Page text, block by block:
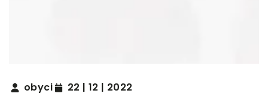
obyci 22 | 12 | 2022